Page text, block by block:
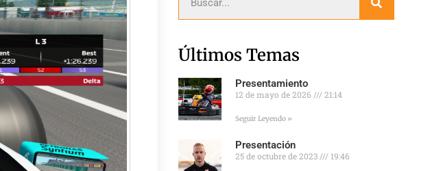
Últimos Temas
Presentamiento
12 de mayo de 2026 21:14
Seguir Leyendo »
Presentación
25 de octubre de 2023 19:46